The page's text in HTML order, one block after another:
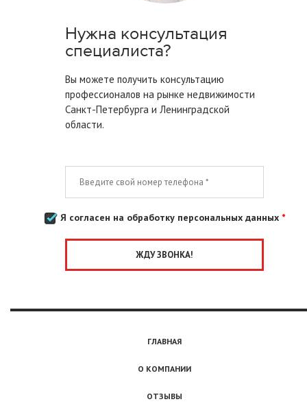
Нужна консультация
специалиста?
Вы можете получить консультацию
профессионалов на рынке недвижимости
Санкт-Петербурга и Ленинградской
области.
Я согласен на обработку персональных данных *
ГЛАВНАЯ
О КОМПАНИИ
ОТЗЫВЫ